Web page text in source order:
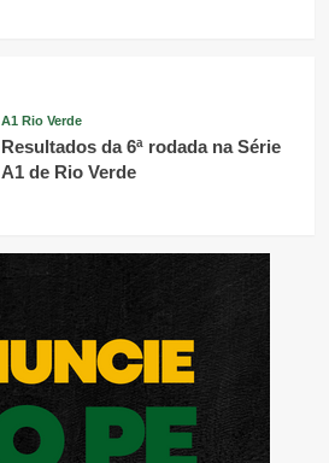
A1 Rio Verde
Resultados da 6ª rodada na Série
A1 de Rio Verde